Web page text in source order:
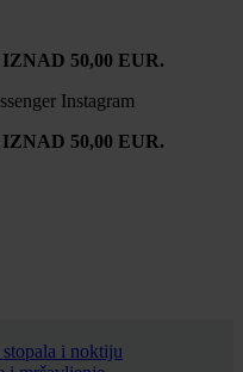
50,00 EUR.
Instagram
50,00 EUR.
i noktiju